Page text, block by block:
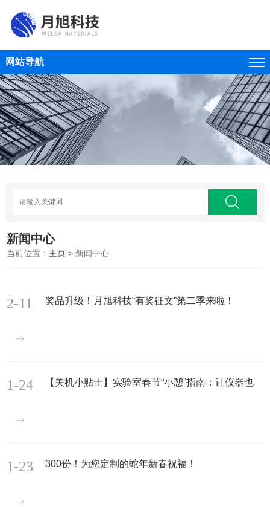
网站导航
新闻中心
当前位置： 主页 > 新闻中心
奖品升级！月旭科技“有奖征文”第二季来啦！
2-11
【关机小贴士】实验室春节“小憩”指南：让仪器也
1-24
300份！为您定制的蛇年新春祝福！
1-23